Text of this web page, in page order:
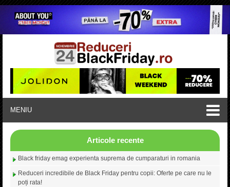
MENIU
Articole recente
Black friday emag experienta suprema de cumparaturi in romania
Reduceri incredibile de Black Friday pentru copii: Oferte pe care nu le
poți rata!